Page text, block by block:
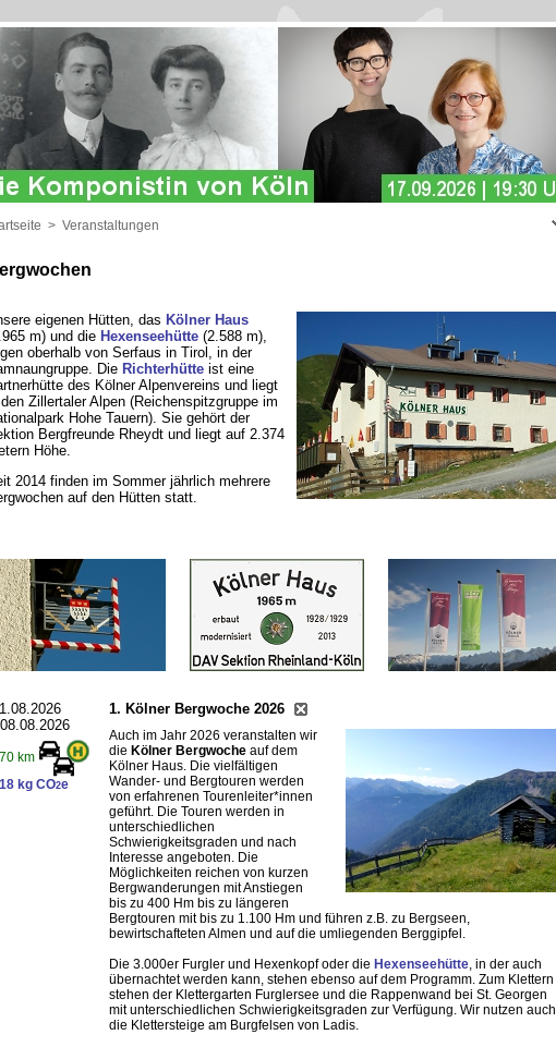
> Veranstaltungen
eigenen Hütten, das Kölner Haus
m) und die Hexenseehütte(2.588 m),
oberhalb von Serfaus in Tirol, in der
Die Richterhütteist eine
des Kölner Alpenvereins und liegt
Zillertaler Alpen (Reichenspitzgruppe im
Hohe Tauern). Sie gehört der
Bergfreunde Rheydt und liegt auf 2.374
Höhe.
2014 finden im Sommer jährlich mehrere
auf den Hütten statt.
km
kg CO2e
1. Kölner Bergwoche 2026
Auch im Jahr 2026 veranstalten wir
die Kölner Bergwocheauf dem
Kölner Haus. Die vielfältigen
Wander- und Bergtouren werden
von erfahrenen Tourenleiter*innen
geführt. Die Touren werden in
unterschiedlichen
Schwierigkeitsgraden und nach
Interesse angeboten. Die
Möglichkeiten reichen von kurzen
Bergwanderungen mit Anstiegen
bis zu 400 Hm bis zu längeren
Bergtouren mit bis zu 1.100 Hm und führen z.B. zu Bergseen,
bewirtschafteten Almen und auf die umliegenden Berggipfel.
Die 3.000er Furgler und Hexenkopf oder die Hexenseehütte, in der auch
übernachtet werden kann, stehen ebenso auf dem Programm. Zum Klettern
stehen der Klettergarten Furglersee und die Rappenwand bei St. Georgen
mit unterschiedlichen Schwierigkeitsgraden zur Verfügung. Wir nutzen auch
die Klettersteige am Burgfelsen von Ladis.